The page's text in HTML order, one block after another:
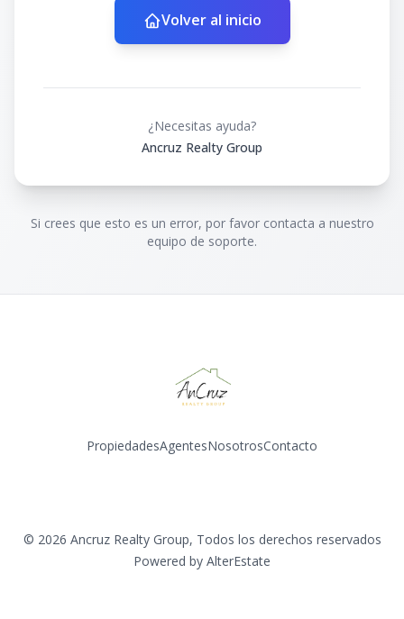
Volver al inicio
¿Necesitas ayuda?
Ancruz Realty Group
Si crees que esto es un error, por favor contacta a nuestro
equipo de soporte.
PropiedadesAgentesNosotrosContacto
© 2026 Ancruz Realty Group, Todos los derechos reservados
Powered by AlterEstate